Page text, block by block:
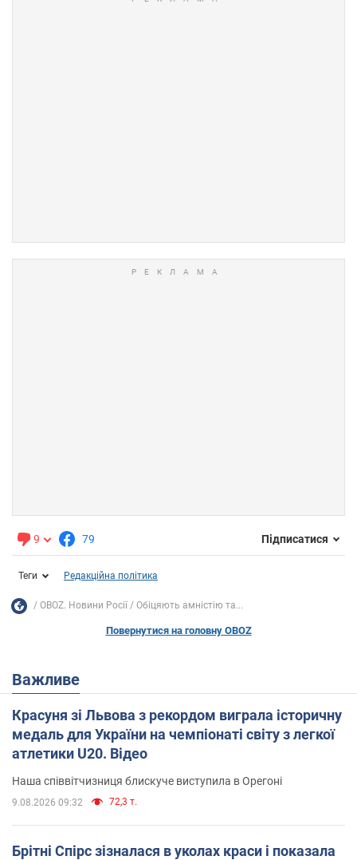
9 79 Підписатися
Теги Редакційна політика
OBOZ. Новини Росії Обіцяють амністію та...
Повернутися на головну OBOZ
Важливе
Красуня зі Львова з рекордом виграла історичну
медаль для України на чемпіонаті світу з легкої
атлетики U20. Відео
Наша співвітчизниця блискуче виступила в Орегоні
9.08.2026 09:32 72,3 т.
Брітні Спірс зізналася в уколах краси і показала